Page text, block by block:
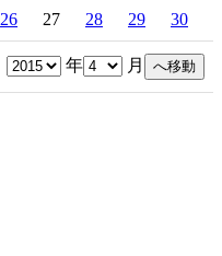
26 27 28 29 30
年 月